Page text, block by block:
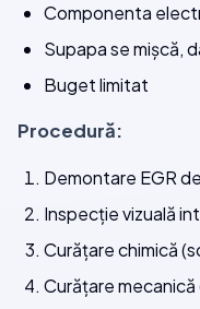
Componenta
Supapa se mișcă,
Buget limitat
Procedură:
Demontare EGR
Inspecție vizuală
Curățare chimică
Curățare